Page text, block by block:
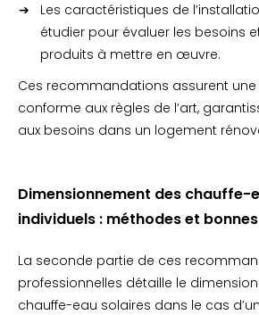
Les caractéristiques de
étudier pour évaluer les besoins
produits à mettre en œuvre.
Ces recommandations assurent
conforme aux règles de l’art,
aux besoins dans un logement
Dimensionnement des chauffe-
individuels : méthodes et
La seconde partie de ces
professionnelles détaille le
chauffe-eau solaires dans le cas